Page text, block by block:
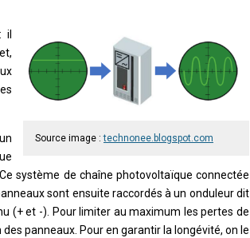
Source image :technonee.blogspot.com
il
système de chaîne photovoltaïque connectée
sont ensuite raccordés à un onduleur dit
(+ et -). Pour limiter au maximum les pertes de
panneaux. Pour en garantir la longévité, on le